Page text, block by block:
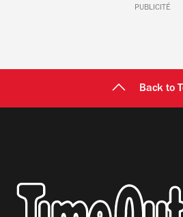
PUBLICITÉ
Back to